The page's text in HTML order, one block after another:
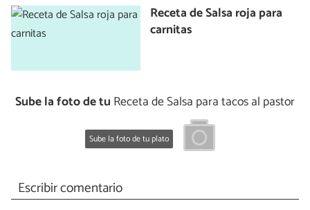
Receta de Salsa roja para
carnitas
Sube la foto de tu Receta de Salsa para tacos al pastor
Sube la foto de tu plato
Escribir comentario